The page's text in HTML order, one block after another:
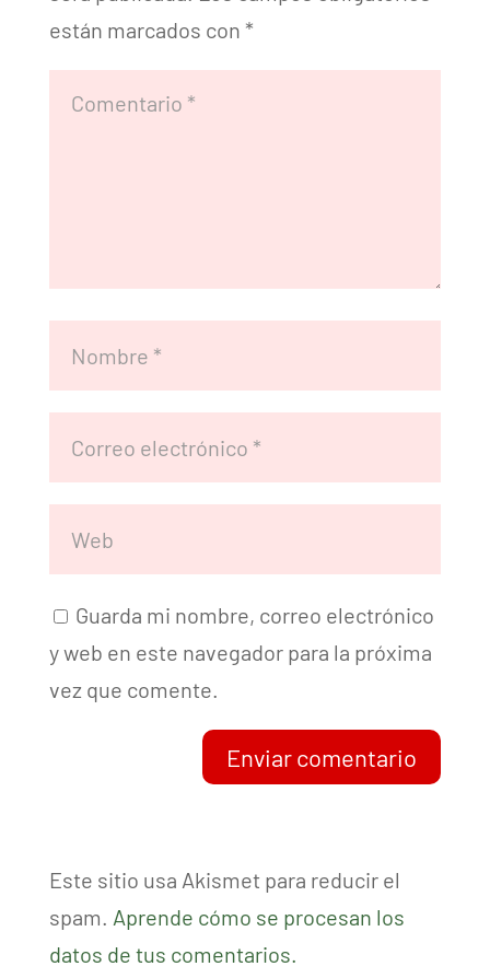
están marcados con *
Guarda mi nombre, correo electrónico
y web en este navegador para la próxima
vez que comente.
Enviar comentario
Este sitio usa Akismet para reducir el
spam. Aprende cómo se procesan los
datos de tus comentarios.